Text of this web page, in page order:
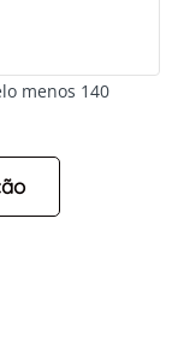
menos 140